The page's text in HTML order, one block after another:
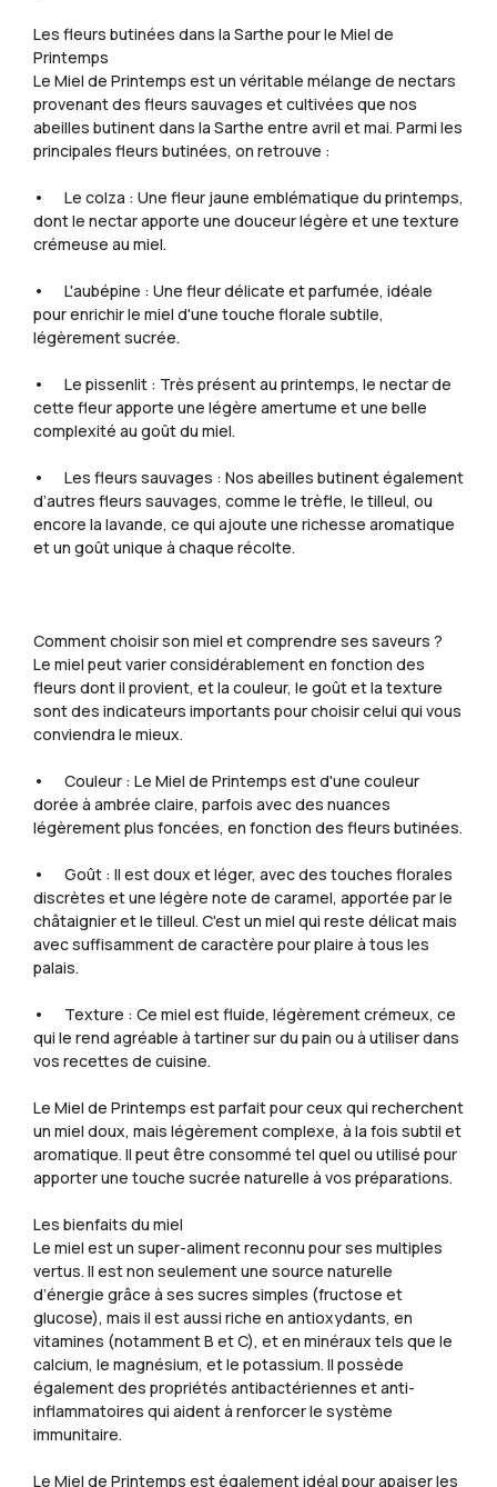
Les fleurs butinées dans la Sarthe pour le Miel de
Printemps
Le Miel de Printemps est un véritable mélange de nectars
provenant des fleurs sauvages et cultivées que nos
abeilles butinent dans la Sarthe entre avril et mai. Parmi les
principales fleurs butinées, on retrouve :
• Le colza : Une fleur jaune emblématique du printemps,
dont le nectar apporte une douceur légère et une texture
crémeuse au miel.
• L'aubépine : Une fleur délicate et parfumée, idéale
pour enrichir le miel d'une touche florale subtile,
légèrement sucrée.
• Le pissenlit : Très présent au printemps, le nectar de
cette fleur apporte une légère amertume et une belle
complexité au goût du miel.
• Les fleurs sauvages : Nos abeilles butinent également
d’autres fleurs sauvages, comme le trèfle, le tilleul, ou
encore la lavande, ce qui ajoute une richesse aromatique
et un goût unique à chaque récolte.
Comment choisir son miel et comprendre ses saveurs ?
Le miel peut varier considérablement en fonction des
fleurs dont il provient, et la couleur, le goût et la texture
sont des indicateurs importants pour choisir celui qui vous
conviendra le mieux.
• Couleur : Le Miel de Printemps est d'une couleur
dorée à ambrée claire, parfois avec des nuances
légèrement plus foncées, en fonction des fleurs butinées.
• Goût : Il est doux et léger, avec des touches florales
discrètes et une légère note de caramel, apportée par le
châtaignier et le tilleul. C'est un miel qui reste délicat mais
avec suffisamment de caractère pour plaire à tous les
palais.
• Texture : Ce miel est fluide, légèrement crémeux, ce
qui le rend agréable à tartiner sur du pain ou à utiliser dans
vos recettes de cuisine.
Le Miel de Printemps est parfait pour ceux qui recherchent
un miel doux, mais légèrement complexe, à la fois subtil et
aromatique. Il peut être consommé tel quel ou utilisé pour
apporter une touche sucrée naturelle à vos préparations.
Les bienfaits du miel
Le miel est un super-aliment reconnu pour ses multiples
vertus. Il est non seulement une source naturelle
d’énergie grâce à ses sucres simples (fructose et
glucose), mais il est aussi riche en antioxydants, en
vitamines (notamment B et C), et en minéraux tels que le
calcium, le magnésium, et le potassium. Il possède
également des propriétés antibactériennes et anti-
inflammatoires qui aident à renforcer le système
immunitaire.
Le Miel de Printemps est également idéal pour apaiser les